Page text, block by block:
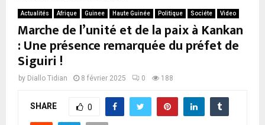
M
A
Actualités Afrique Guinee Haute Guinée Politique Sociéte Video
Marche de l’unité et de la paix à Kankan
: Une présence remarquée du préfet de
Siguiri !
by Diallo Tidian 8 février 2025 0 188
SHARE 0